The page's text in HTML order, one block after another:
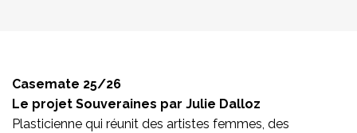
Casemate 25/26
Le projet Souveraines par Julie Dalloz
Plasticienne qui réunit des artistes femmes, des